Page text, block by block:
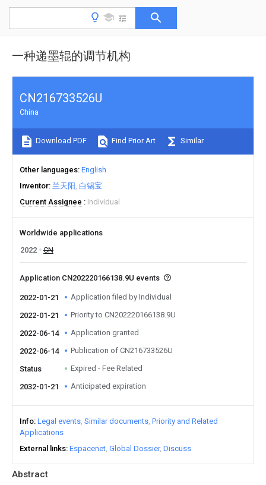
一种递墨辊的调节机构
Abstract
CN216733526U
China
Download PDF Find Prior Art Similar
Other languages English
Inventor 兰天阳 白锡宝
Current Assignee
Individual
Worldwide applications
2022
CN
Application CN202220166138.9U events
2022-01-21 Application filed by Individual
2022-01-21 Priority to CN202220166138.9U
2022-06-14 Application granted
2022-06-14 Publication of CN216733526U
Status Expired - Fee Related
2032-01-21 Anticipated expiration
Info Legal events Similar documents Priority and Related
Applications
External links Espacenet Global Dossier Discuss